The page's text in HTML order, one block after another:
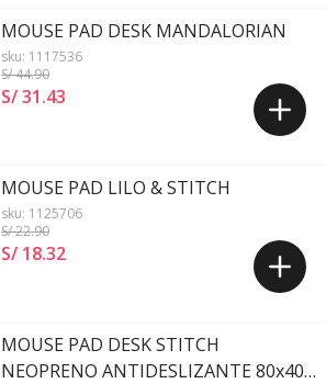
MOUSE PAD DESK MANDALORIAN
sku: 1117536
S/ 44.90
S/ 31.43
MOUSE PAD LILO & STITCH
sku: 1125706
S/ 22.90
S/ 18.32
MOUSE PAD DESK STITCH
NEOPRENO ANTIDESLIZANTE 80x40